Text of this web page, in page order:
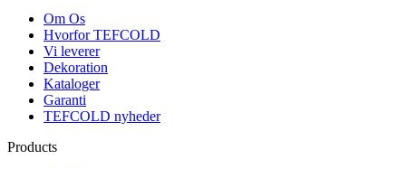
Om Os
Hvorfor TEFCOLD
Vi leverer
Dekoration
Kataloger
Garanti
TEFCOLD nyheder
Products